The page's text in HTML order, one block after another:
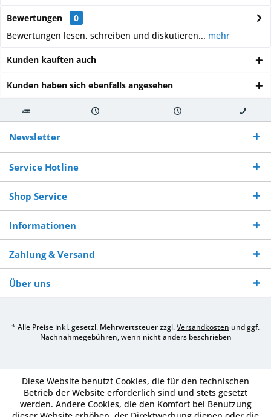
Bewertungen
0
Bewertungen lesen, schreiben und diskutieren... mehr
Kunden kauften auch
Kunden haben sich ebenfalls angesehen
Kostenloser
Versand ab €
250,-
Versand innerhalb von Versand von So erreichen
Sie uns 0160
970 511 90
Newsletter
Service Hotline
Shop Service
Informationen
Zahlung & Versand
Über uns
* Alle Preise inkl. gesetzl. Mehrwertsteuer zzgl.Versandkosten und ggf.
Nachnahmegebühren, wenn nicht anders beschrieben
Diese Website benutzt Cookies, die für den technischen
Betrieb der Website erforderlich sind und stets gesetzt
werden. Andere Cookies, die den Komfort bei Benutzung